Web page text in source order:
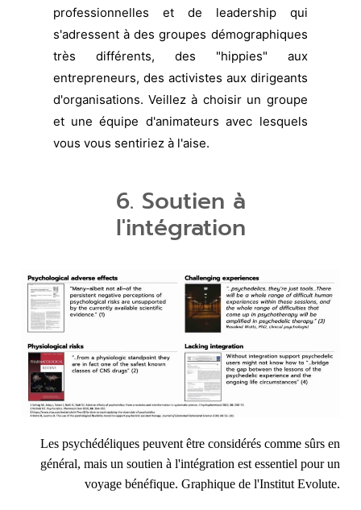
professionnelles et de leadership qui
s'adressent à des groupes démographiques
très différents, des "hippies" aux
entrepreneurs, des activistes aux dirigeants
d'organisations. Veillez à choisir un groupe
et une équipe d'animateurs avec lesquels
vous vous sentiriez à l'aise.
6. Soutien à
l'intégration
Les psychédéliques peuvent être considérés comme sûrs en
général, mais un soutien à l'intégration est essentiel pour un
voyage bénéfique. Graphique de l'Institut Evolute.